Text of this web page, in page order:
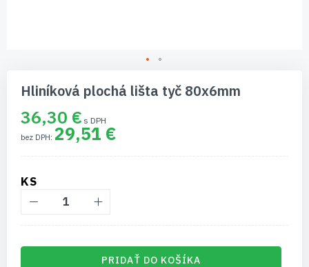
začiatok
galérie
obrázkov
Hliníková plochá lišta tyč 80x6mm
36,30 €
29,51 €
KS
PRIDAŤ DO KOŠÍKA